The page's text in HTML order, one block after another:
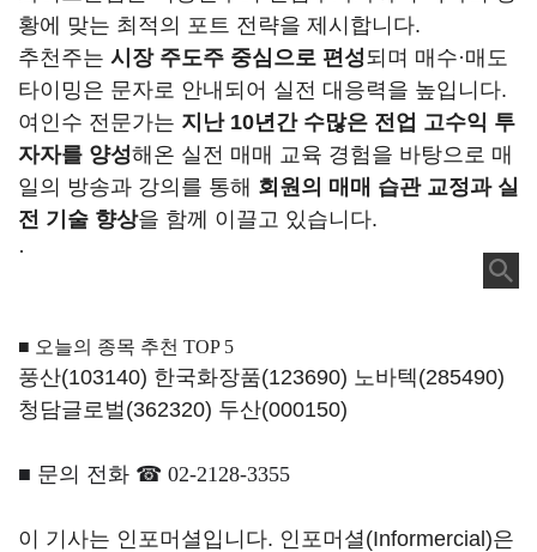
황에 맞는 최적의 포트 전략을 제시합니다.
추천주는 시장 주도주 중심으로 편성되며 매수·매도
타이밍은 문자로 안내되어 실전 대응력을 높입니다.
여인수 전문가는 지난 10년간 수많은 전업 고수익 투
자자를 양성해온 실전 매매 교육 경험을 바탕으로 매
일의 방송과 강의를 통해 회원의 매매 습관 교정과 실
전 기술 향상을 함께 이끌고 있습니다.
·
■ 오늘의 종목 추천 TOP 5
풍산(103140) 한국화장품(123690) 노바텍(285490)
청담글로벌(362320) 두산(000150)
■ 문의 전화 ☎ 02-2128-3355
이 기사는 인포머셜입니다. 인포머셜(Informercial)은